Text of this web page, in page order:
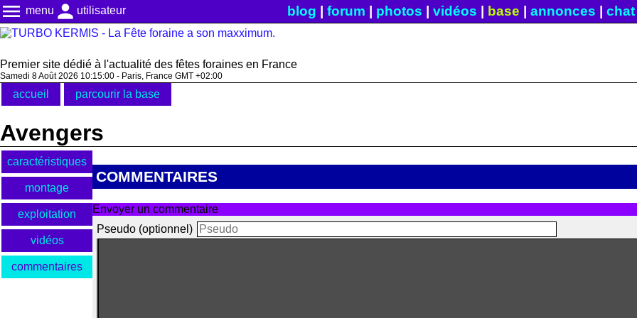
menu menu person utilisateur blog forum photos vidéos base annonces chat|
Premier site dédié à l'actualité des fêtes foraines en France
Samedi 8 Août 2026 10:15:00 - Paris, France GMT +02:00
accueil parcourir la base
Avengers
caractéristiques
montage
exploitation
vidéos
commentaires
COMMENTAIRES
Envoyer un commentaire
Pseudo (optionnel)